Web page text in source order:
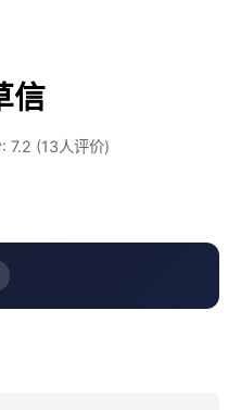
信
7.2 (13人评价)